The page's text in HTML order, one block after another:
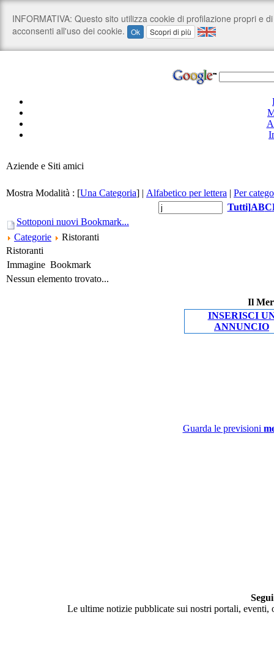
Aziende e Siti amici
Mostra Modalità : [Una Categoria] | Alfabetico per lettera | Per
Tutti]ABC
Sottoponi nuovi Bookmark...
Categorie
Ristoranti
Ristoranti
Immagine Bookmark
Nessun elemento trovato...
Il
INSERISCI
ANNUNCIO
Guarda le previsioni
Le ultime notizie pubblicate sui nostri portali,